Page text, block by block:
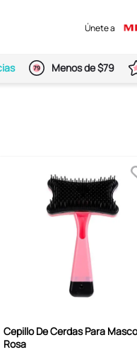
Únete a
Menos de $79
Cepillo De Cerdas Para
Rosa